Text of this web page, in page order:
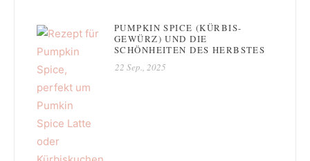
PUMPKIN SPICE (KÜRBIS-
GEWÜRZ) UND DIE
SCHÖNHEITEN DES HERBSTES
22 Sep., 2025